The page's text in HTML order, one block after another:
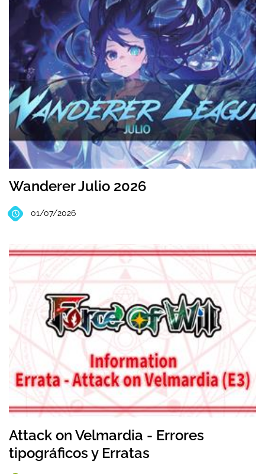
Wanderer Julio 2026
01/07/2026
Attack on Velmardia - Errores
tipográficos y Erratas